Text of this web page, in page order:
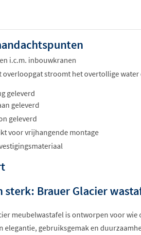
i.c.m. inbouwkranen
overloopgat stroomt het overtollige water
geleverd
geleverd
geleverd
voor vrijhangende montage
sterk: Brauer Glacier
meubelwastafel is ontworpen voor wie
elegantie, gebruiksgemak en